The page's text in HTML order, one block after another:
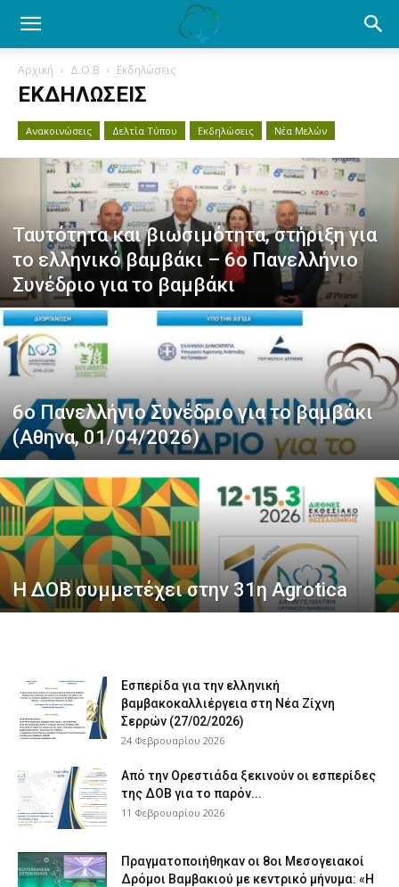
Ενημέρωση
βαμβάκι.
Όλα
τελευταία
νέα
το
ελληνικό
Αρχική Δ.Ο.Β Εκδηλώσεις
ΕΚΔΗΛΏΣΕΙΣ
Ανακοινώσεις Δελτία Τύπου Εκδηλώσεις Νέα Μελών
Ταυτότητα και βιωσιμότητα, στήριξη για
το ελληνικό βαμβάκι – 6ο Πανελλήνιο
Συνέδριο για το βαμβάκι
6ο Πανελλήνιο Συνέδριο για το βαμβάκι
(Αθηνα, 01/04/2026)
Η ΔΟΒ συμμετέχει στην 31η Agrotica
Εσπερίδα για την ελληνική
βαμβακοκαλλιέργεια στη Νέα Ζίχνη
Σερρών (27/02/2026)
24 Φεβρουαρίου 2026
Από την Ορεστιάδα ξεκινούν οι εσπερίδες
της ΔΟΒ για το παρόν...
11 Φεβρουαρίου 2026
Πραγματοποιήθηκαν οι 8οι Μεσογειακοί
Δρόμοι Βαμβακιού με κεντρικό μήνυμα: «Η